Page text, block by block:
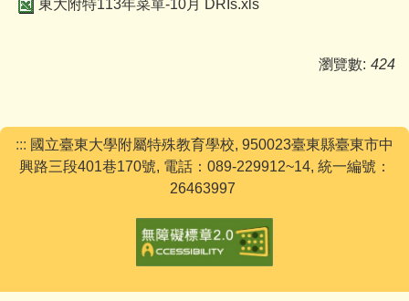
東大附特113年菜單-10月 DRIs.xls
瀏覽數: 424
::: 國立臺東大學附屬特殊教育學校, 950023臺東縣臺東市中
興路三段401巷170號, 電話：089-229912~14, 統一編號：
26463997